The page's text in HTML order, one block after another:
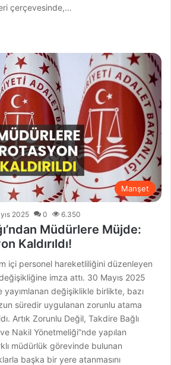
çerçevesinde,…
Manşet
2025 0 6.350
Müdürlere Müjde:
Kaldırıldı!
içi personel hareketliliğini düzenleyen
imza attı. 30 Mayıs 2025
yayımlanan değişiklikle birlikte, bazı
süredir uygulanan zorunlu atama
Artık Zorunlu Değil, Takdire Bağlı
Nakil Yönetmeliği”nde yapılan
müdürlük görevinde bulunan
başka bir yere atanmasını